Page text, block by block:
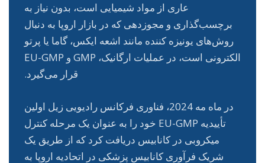
عاری از مواد شیمیایی است، بدون نیاز به
برچسب‌گذاری و مجوزدهی که در بازار اروپا به دنبال
روش‌های یونیزه کننده مانند اشعه ایکس، گاما یا پرتو
الکترونی است، در عملیات ارگانیک، GMP و EU-GMP
قرار می‌گیرد.
در ماه مه 2024، فناوری فرکانس رادیویی زیل اولین
تأییدیه EU-GMP خود را به عنوان یک مرحله کنترل
میکروبی در کانابیس دریافت کرد که از طریق یک
شریک فرآوری کانابیس پزشکی در اتحادیه اروپا به